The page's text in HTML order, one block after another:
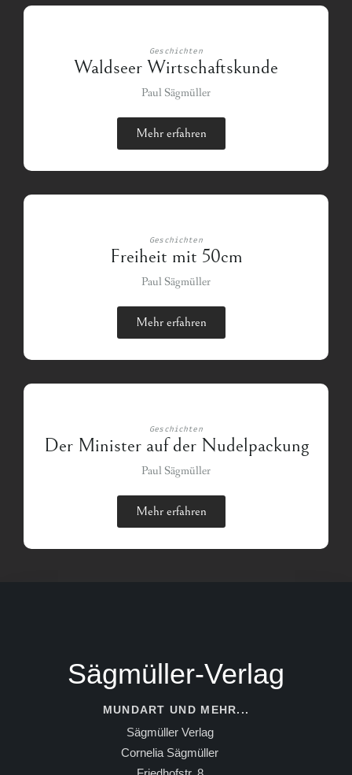
Geschichten
Waldseer Wirtschaftskunde
Paul Sägmüller
Mehr erfahren
Geschichten
Freiheit mit 50cm
Paul Sägmüller
Mehr erfahren
Geschichten
Der Minister auf der Nudelpackung
Paul Sägmüller
Mehr erfahren
Sägmüller-Verlag
MUNDART UND MEHR...
Sägmüller Verlag
Cornelia Sägmüller